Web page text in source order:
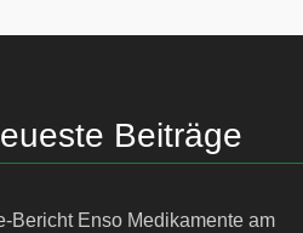
Beiträge
Bericht Enso Medikamente am